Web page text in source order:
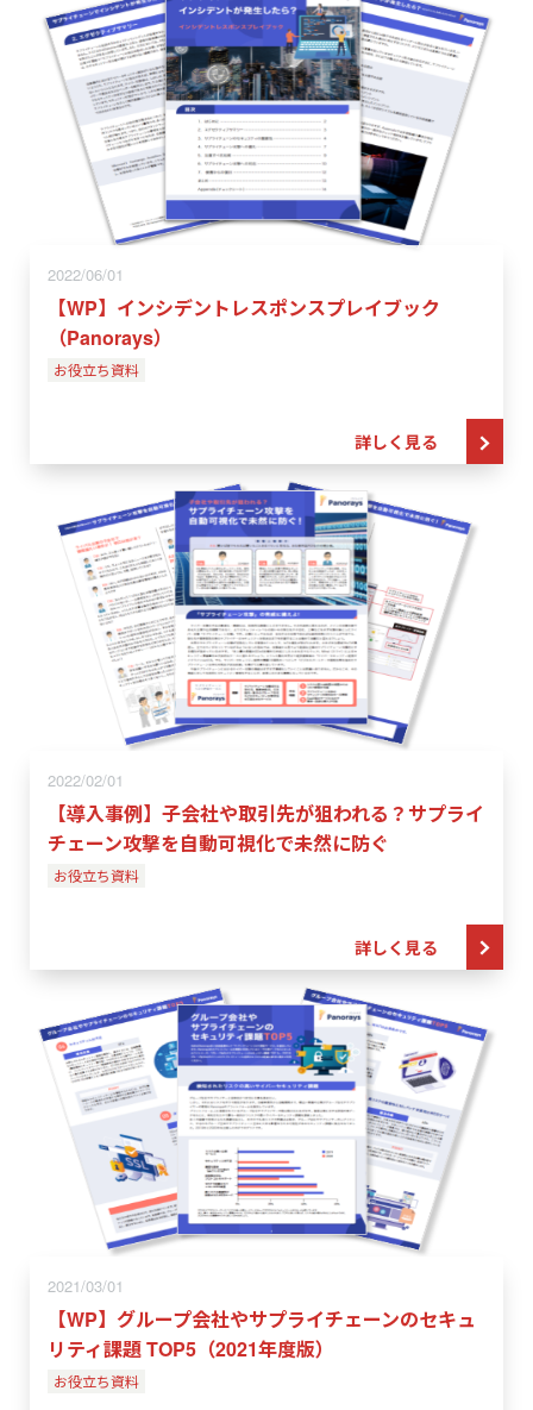
2022/06/01
【WP】インシデントレスポンスプレイブック
（Panorays）
お役立ち資料
詳しく見る
2022/02/01
【導入事例】子会社や取引先が狙われる？サプライ
チェーン攻撃を自動可視化で未然に防ぐ
お役立ち資料
詳しく見る
2021/03/01
【WP】グループ会社やサプライチェーンのセキュ
リティ課題 TOP5（2021年度版）
お役立ち資料